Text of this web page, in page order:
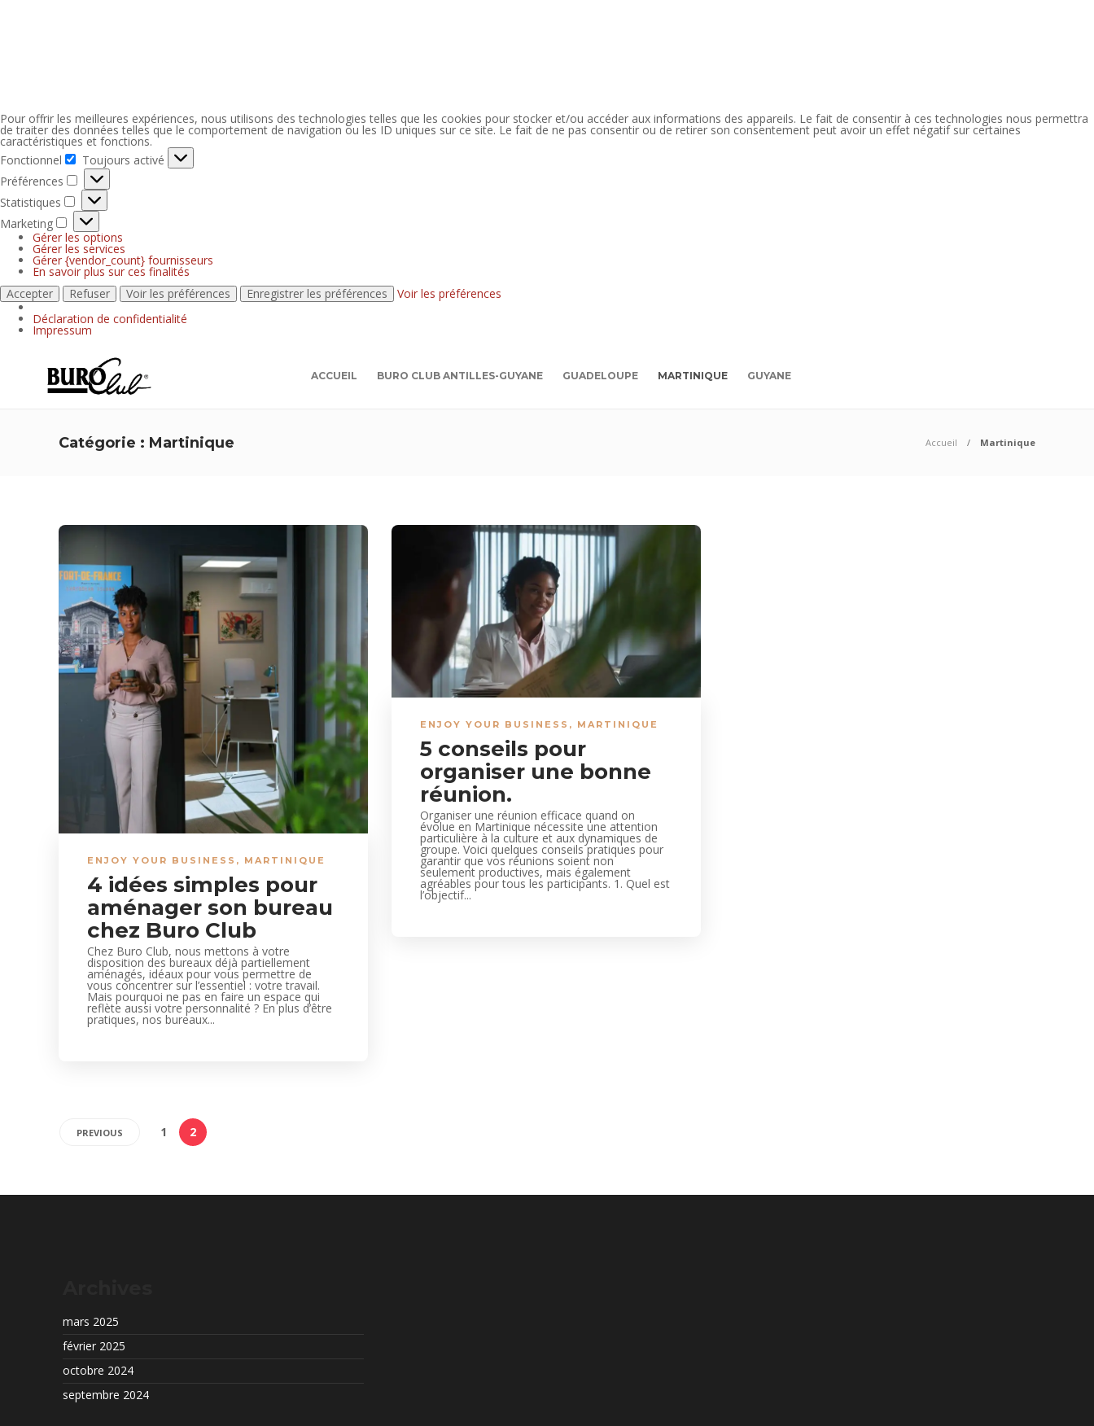
Pour offrir les meilleures expériences, nous utilisons des technologies telles que les cookies pour stocker et/ou accéder aux informations des appareils. Le fait de consentir à ces technologies nous permettra
de traiter des données telles que le comportement de navigation ou les ID uniques sur ce site. Le fait de ne pas consentir ou de retirer son consentement peut avoir un effet négatif sur certaines
caractéristiques et fonctions.
Fonctionnel
Toujours activé
Préférences
Statistiques
Marketing
Gérer les options
Gérer les services
Gérer {vendor_count} fournisseurs
En savoir plus sur ces finalités
Accepter
Refuser Voir les préférences Enregistrer les préférences
Voir les préférences
Déclaration de confidentialité
Impressum
ACCUEIL BURO CLUB ANTILLES-GUYANE GUADELOUPE MARTINIQUE GUYANE
Catégorie : Martinique Accueil Martinique
ENJOY YOUR BUSINESS , MARTINIQUE
4 idées simples pour
aménager son bureau
chez Buro Club
Chez Buro Club, nous mettons à votre
disposition des bureaux déjà partiellement
aménagés, idéaux pour vous permettre de
vous concentrer sur l’essentiel : votre travail.
Mais pourquoi ne pas en faire un espace qui
reflète aussi votre personnalité ? En plus d’être
pratiques, nos bureaux...
ENJOY YOUR BUSINESS , MARTINIQUE
5 conseils pour
organiser une bonne
réunion.
Organiser une réunion efficace quand on
évolue en Martinique nécessite une attention
particulière à la culture et aux dynamiques de
groupe. Voici quelques conseils pratiques pour
garantir que vos réunions soient non
seulement productives, mais également
agréables pour tous les participants. 1. Quel est
l’objectif...
PREVIOUS 1 2
mars 2025
février 2025
octobre 2024
septembre 2024